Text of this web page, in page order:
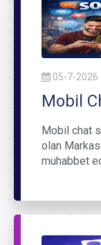
05-7-2026
Mobil
Mobil chat
olan
muhabbet